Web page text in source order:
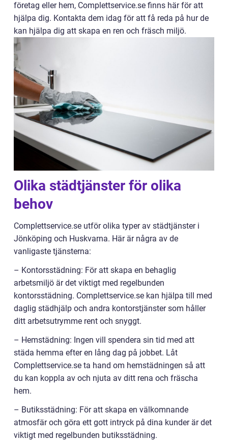
företag eller hem, Complettservice.se finns här för att
hjälpa dig. Kontakta dem idag för att få reda på hur de
kan hjälpa dig att skapa en ren och fräsch miljö.
Olika städtjänster för olika
behov
Complettservice.se utför olika typer av städtjänster i
Jönköping och Huskvarna. Här är några av de
vanligaste tjänsterna:
– Kontorsstädning: För att skapa en behaglig
arbetsmiljö är det viktigt med regelbunden
kontorsstädning. Complettservice.se kan hjälpa till med
daglig städhjälp och andra kontorstjänster som håller
ditt arbetsutrymme rent och snyggt.
– Hemstädning: Ingen vill spendera sin tid med att
städa hemma efter en lång dag på jobbet. Låt
Complettservice.se ta hand om hemstädningen så att
du kan koppla av och njuta av ditt rena och fräscha
hem.
– Butiksstädning: För att skapa en välkomnande
atmosfär och göra ett gott intryck på dina kunder är det
viktigt med regelbunden butiksstädning.